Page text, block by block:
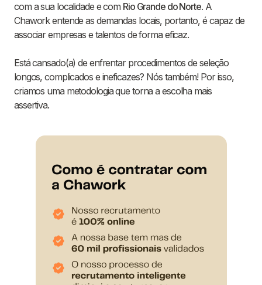
com a sua localidade e com Rio Grande do Norte. A
Chawork entende as demandas locais, portanto, é capaz de
associar empresas e talentos de forma eficaz.
Está cansado(a) de enfrentar procedimentos de seleção
longos, complicados e ineficazes? Nós também! Por isso,
criamos uma metodologia que torna a escolha mais
assertiva.